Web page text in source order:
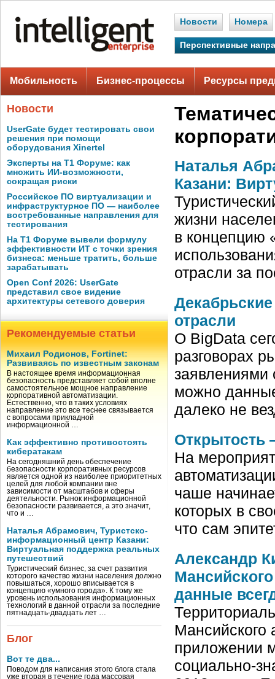
Новости Номера
Перспективные
Мобильность Бизнес-процессы Ресурсы
Новости
UserGate будет тестировать свои
решения при помощи
оборудования Xinertel
Эксперты на Т1 Форуме: как
множить ИИ-возможности,
сокращая риски
Российское ПО виртуализации и
инфраструктурное ПО — наиболее
востребованные направления для
тестирования
На Т1 Форуме вывели формулу
эффективности ИТ с точки зрения
бизнеса: меньше тратить, больше
зарабатывать
Open Conf 2026: UserGate
представил свое видение
архитектуры сетевого доверия
Рекомендуемые статьи
Михаил Родионов, Fortinet:
Развиваясь по известным законам
В настоящее время информационная
безопасность представляет собой вполне
самостоятельное мощное направление
корпоративной автоматизации.
Естественно, что в таких условиях
направление это все теснее связывается
с вопросами прикладной
информационной …
Как эффективно противостоять
кибератакам
На сегодняшний день обеспечение
безопасности корпоративных ресурсов
является одной из наиболее приоритетных
целей для любой компании вне
зависимости от масштабов и сферы
деятельности. Рынок информационной
безопасности развивается, а это значит,
что и …
Наталья Абрамович, Туристско-
информационный центр Казани:
Виртуальная поддержка реальных
путешествий
Туристический бизнес, за счет развития
которого качество жизни населения должно
повышаться, хорошо вписывается в
концепцию «умного города». К тому же
уровень использования информационных
технологий в данной отрасли за последние
пятнадцать-двадцать лет …
Блог
Вот те два...
Поводом для написания этого блога стала
уже вторая в течение года массовая
Наталья
Казани:
жизни
в концепцию
отрасли за
отрасли
О BigData
разговорах
заявлениями
можно
далеко не
Открытость
На
чаше
которых в
что сам
Александр
данные
приложении
социально-